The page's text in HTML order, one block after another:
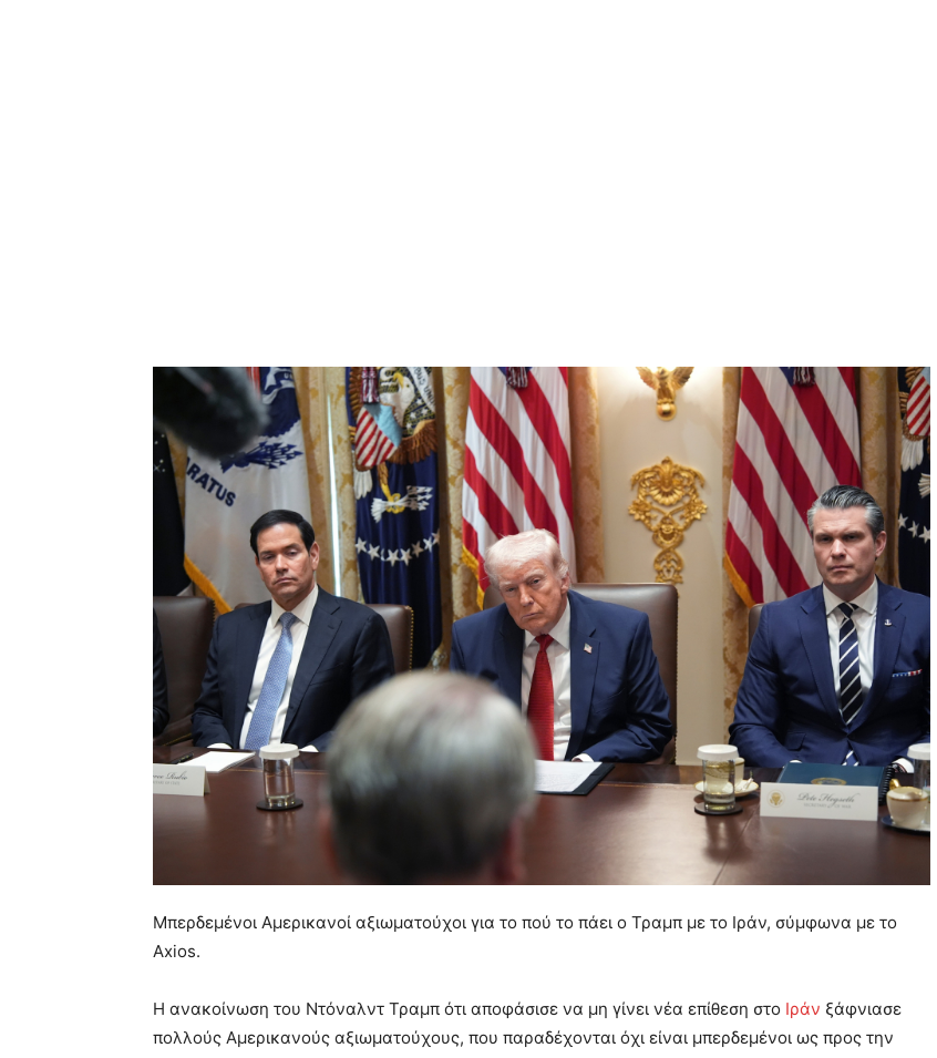
Μπερδεμένοι Αμερικανοί αξιωματούχοι για το πού το πάει ο Τραμπ με το Ιράν, σύμφωνα με το
Axios.
Η ανακοίνωση του Ντόναλντ Τραμπ ότι αποφάσισε να μη γίνει νέα επίθεση στο Ιράν ξάφνιασε
πολλούς Αμερικανούς αξιωματούχους, που παραδέχονται όχι είναι μπερδεμένοι ως προς την